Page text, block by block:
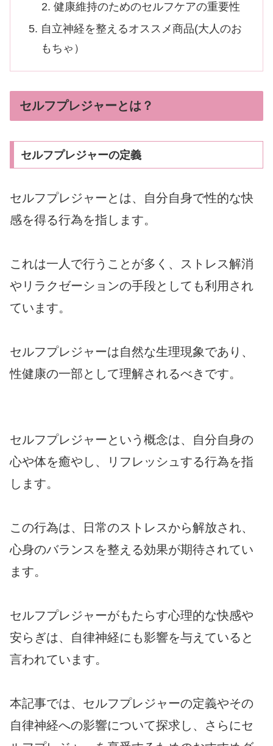
健康維持のためのセルフケアの重要性
自立神経を整えるオススメ商品(大人のお
もちゃ）
セルフプレジャーとは？
セルフプレジャーの定義
セルフプレジャーとは、自分自身で性的な快
感を得る行為を指します。
これは一人で行うことが多く、ストレス解消
やリラクゼーションの手段としても利用され
ています。
セルフプレジャーは自然な生理現象であり、
性健康の一部として理解されるべきです。
セルフプレジャーという概念は、自分自身の
心や体を癒やし、リフレッシュする行為を指
します。
この行為は、日常のストレスから解放され、
心身のバランスを整える効果が期待されてい
ます。
セルフプレジャーがもたらす心理的な快感や
安らぎは、自律神経にも影響を与えていると
言われています。
本記事では、セルフプレジャーの定義やその
自律神経への影響について探求し、さらにセ